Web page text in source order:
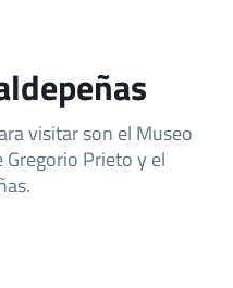
visitar son el Museo
Prieto y el